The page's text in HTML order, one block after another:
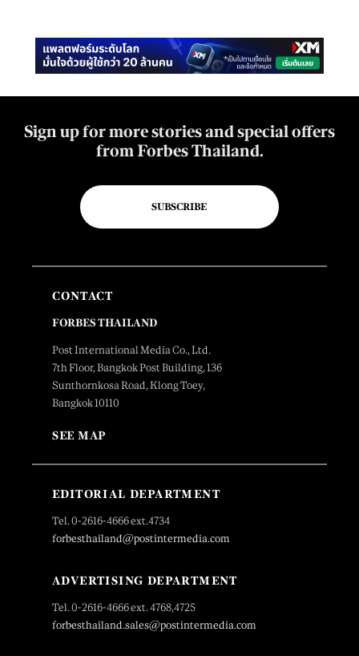
Sign up for more stories and special offers
from Forbes Thailand.
SUBSCRIBE
CONTACT
FORBES THAILAND
Post International Media Co., Ltd.
7th Floor, Bangkok Post Building, 136
Sunthornkosa Road, Klong Toey,
Bangkok 10110
SEE MAP
EDITORIAL DEPARTMENT
Tel. 0-2616-4666 ext.4734
forbesthailand@postintermedia.com
ADVERTISING DEPARTMENT
Tel. 0-2616-4666 ext. 4768,4725
forbesthailand.sales@postintermedia.com